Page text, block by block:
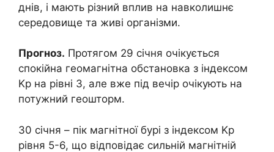
днів, і мають різний вплив на навколишнє
середовище та живі організми.
Прогноз. Протягом 29 січня очікується
спокійна геомагнітна обстановка з індексом
Kp на рівні 3, але вже під вечір очікують на
потужний геошторм.
30 січня – пік магнітної бурі з індексом Kp
рівня 5-6, що відповідає сильній магнітній